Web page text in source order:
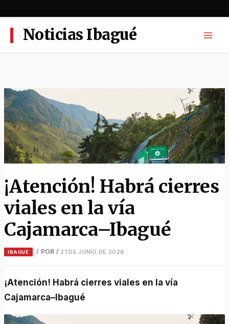
al
contenidoNoticias Ibagué
¡Atención! Habrá cierres
viales en la vía
Cajamarca–Ibagué
IBAGUÉ / POR / 21 DE JUNIO DE 2026
¡Atención! Habrá cierres viales en la vía
Cajamarca–Ibagué